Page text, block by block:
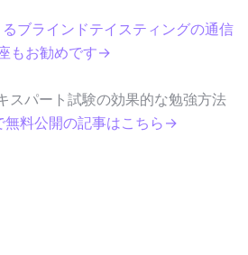
ブラインドテイスティングの通信
もお勧めです→
スパート試験の効果的な勉強方法
無料公開の記事はこちら→